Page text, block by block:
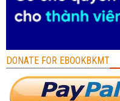
DONATE FOR EBOOKBKMT